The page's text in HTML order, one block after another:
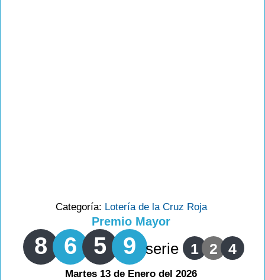
Categoría: Lotería de la Cruz Roja
Premio Mayor
8 6 5 9 serie 1 2 4
Martes 13 de Enero del 2026